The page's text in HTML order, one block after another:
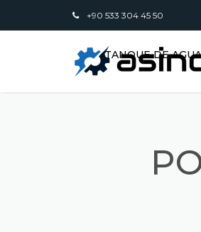
+90 533 304 45 50
TANQUE DE